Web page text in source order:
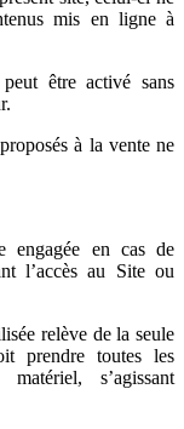
mis en ligne à
être activé sans
à la vente ne
engagée en cas de
l’accès au Site ou
relève de la seule
prendre toutes les
s’agissant